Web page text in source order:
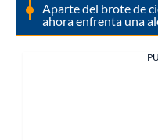
Aparte del brote de
ahora enfrenta una